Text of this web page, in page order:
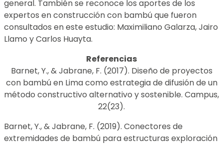
general. También se reconoce los aportes de los
expertos en construcción con bambú que fueron
consultados en este estudio: Maximiliano Galarza, Jairo
Llamo y Carlos Huayta.
Referencias
Barnet, Y., & Jabrane, F. (2017). Diseño de proyectos
con bambú en Lima como estrategia de difusión de un
método constructivo alternativo y sostenible. Campus,
22(23).
Barnet, Y., & Jabrane, F. (2019). Conectores de
extremidades de bambú para estructuras exploración